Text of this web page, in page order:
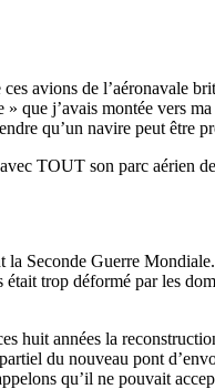
avions de l’aéronavale
j’avais montée vers
qu’un navire peut être
TOUT son parc aérien
la Seconde Guerre Mondiale.
trop déformé par les
huit années la
du nouveau pont
qu’il ne pouvait